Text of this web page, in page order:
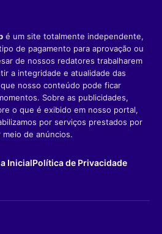
é um site totalmente independente,
de pagamento para aprovação ou
de nossos redatores trabalharem
a integridade e atualidade das
nosso conteúdo pode ficar
Sobre as publicidades,
o que é exibido em nosso portal,
por serviços prestados por
de anúncios.
InicialPolítica de Privacidade